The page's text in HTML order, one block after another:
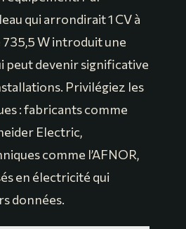
qui arrondirait 1 CV à
735,5 W introduit une
peut devenir significative
Privilégiez les
: fabricants comme
Electric,
comme l’AFNOR,
en électricité qui
données.